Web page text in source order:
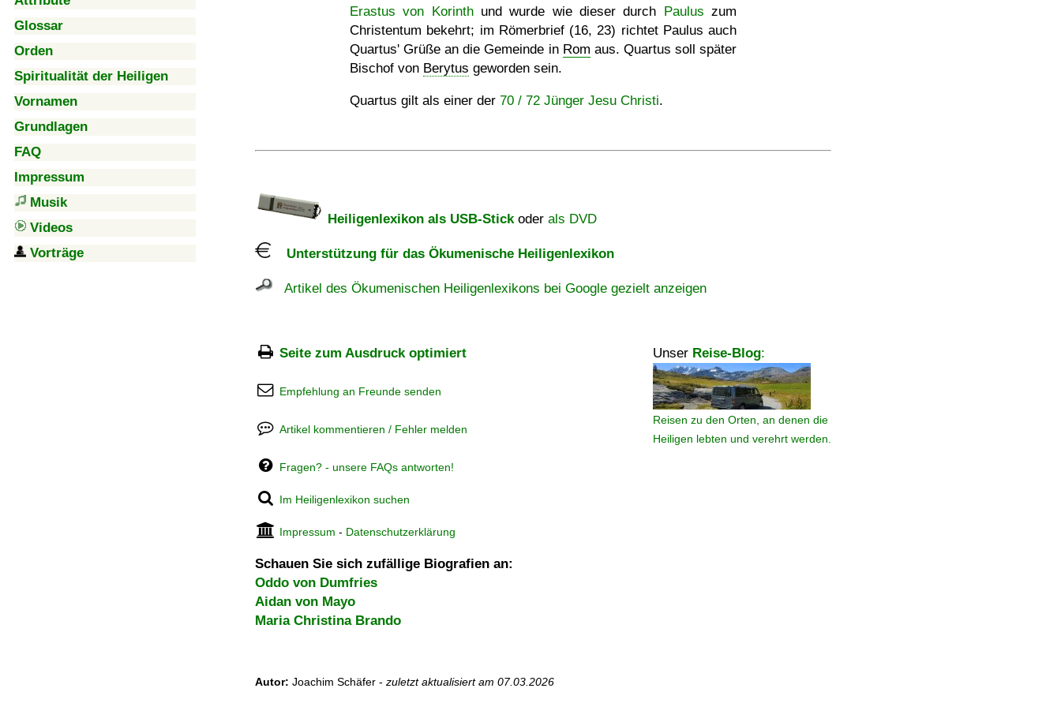
Glossar
Orden
Spiritualität der Heiligen
Vornamen
Grundlagen
FAQ
Impressum
Musik
Videos
Vorträge
Erastus von Korinthund wurde wie dieser durch Paulus zum
Christentum bekehrt; im Römerbrief (16, 23) richtet Paulus auch
Quartus' Grüße an die Gemeinde in Rom aus. Quartus soll später
Bischof von Berytus geworden sein.
Quartus gilt als einer der 70 / 72 Jünger Jesu Christi.
Heiligenlexikon als USB-Stickoder als DVD
Unterstützung für das Ökumenische Heiligenlexikon
Artikel des Ökumenischen Heiligenlexikons bei Google gezielt anzeigen
Seite zum Ausdruck optimiert Unser Reise-Blog:
Reisen zu den Orten, an denen die
Heiligen lebten und verehrt werden.
Empfehlung an Freunde senden
Artikel kommentieren / Fehler melden
Fragen? - unsere FAQs antworten!
Im Heiligenlexikon suchen
Impressum - Datenschutzerklärung
Schauen Sie sich zufällige Biografien an:
Oddo von Dumfries
Aidan von Mayo
Maria Christina Brando
Autor: Joachim Schäfer - zuletzt aktualisiert am 07.03.2026